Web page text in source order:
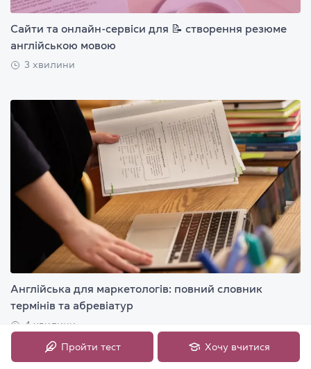
Сайти та онлайн-сервіси для 📝 створення резюме
англійською мовою
3 хвилини
Англійська для маркетологів: повний словник
термінів та абревіатур
4 хвилини
Пройти тест Хочу вчитися